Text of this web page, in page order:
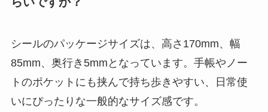
シールのパッケージサイズは、高さ170mm、幅
85mm、奥行き5mmとなっています。手帳やノー
トのポケットにも挟んで持ち歩きやすい、日常使
いにぴったりな一般的なサイズ感です。